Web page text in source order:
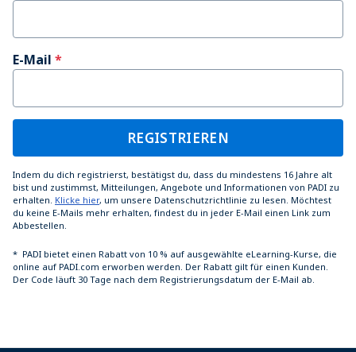
E-Mail
REGISTRIEREN
Indem du dich registrierst, bestätigst du, dass du mindestens 16 Jahre alt
bist und zustimmst, Mitteilungen, Angebote und Informationen von PADI zu
erhalten. Klicke hier, um unsere Datenschutzrichtlinie zu lesen. Möchtest
du keine E-Mails mehr erhalten, findest du in jeder E-Mail einen Link zum
Abbestellen.
* PADI bietet einen Rabatt von 10 % auf ausgewählte eLearning-Kurse, die
online auf PADI.com erworben werden. Der Rabatt gilt für einen Kunden.
Der Code läuft 30 Tage nach dem Registrierungsdatum der E-Mail ab.